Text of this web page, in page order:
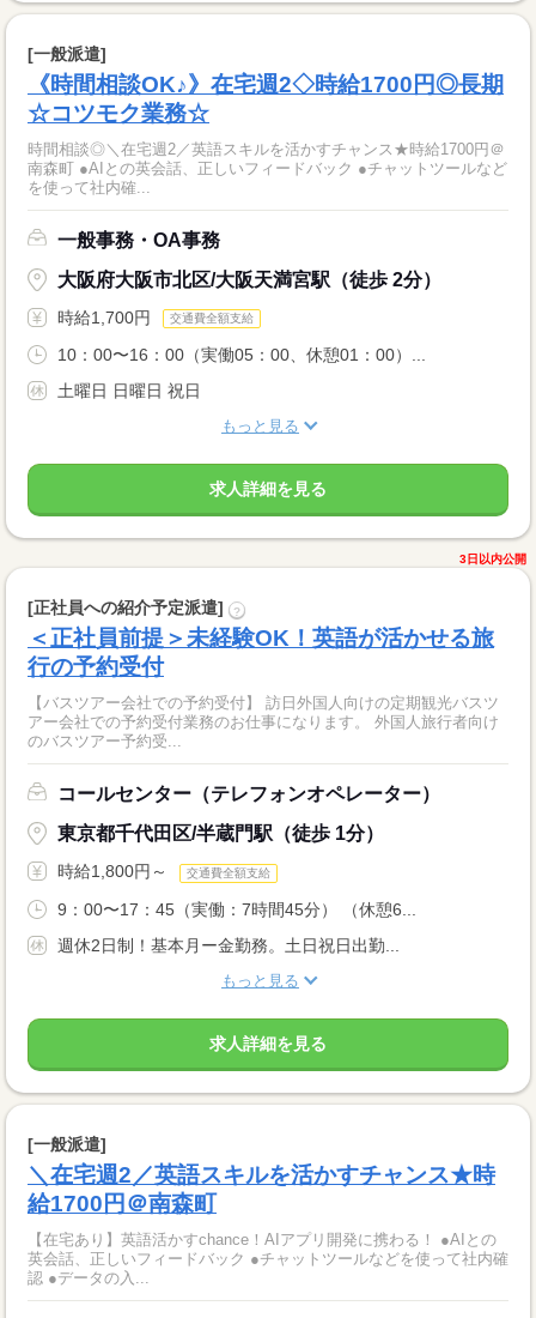
[一般派遣]
《時間相談OK♪》在宅週2◇時給1700円◎長期
☆コツモク業務☆
時間相談◎＼在宅週2／英語スキルを活かすチャンス★時給1700円＠
南森町 ●AIとの英会話、正しいフィードバック ●チャットツールなど
を使って社内確...
一般事務・OA事務
大阪府大阪市北区/大阪天満宮駅（徒歩 2分）
時給1,700円 交通費全額支給
10：00〜16：00（実働05：00、休憩01：00）...
土曜日 日曜日 祝日
もっと見る
求人詳細を見る
3日以内公開
[正社員への紹介予定派遣] ?
＜正社員前提＞未経験OK！英語が活かせる旅
行の予約受付
【バスツアー会社での予約受付】 訪日外国人向けの定期観光バスツ
アー会社での予約受付業務のお仕事になります。 外国人旅行者向け
のバスツアー予約受...
コールセンター（テレフォンオペレーター）
東京都千代田区/半蔵門駅（徒歩 1分）
時給1,800円～ 交通費全額支給
9：00〜17：45（実働：7時間45分） （休憩6...
週休2日制！基本月ー金勤務。土日祝日出勤...
もっと見る
求人詳細を見る
[一般派遣]
＼在宅週2／英語スキルを活かすチャンス★時
給1700円＠南森町
【在宅あり】英語活かすchance！AIアプリ開発に携わる！ ●AIとの
英会話、正しいフィードバック ●チャットツールなどを使って社内確
認 ●データの入...